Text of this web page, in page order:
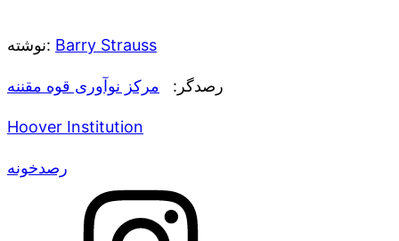
نوشته: Barry Strauss
رصدگر: مرکز نوآوری قوه مقننه
Hoover Institution
رصدخونه